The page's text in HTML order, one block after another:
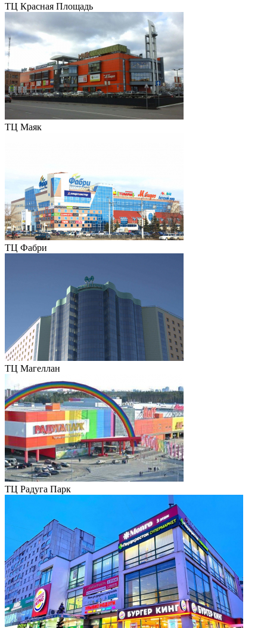
ТЦ Красная Площадь
ТЦ Маяк
ТЦ Фабри
ТЦ Магеллан
ТЦ Радуга Парк